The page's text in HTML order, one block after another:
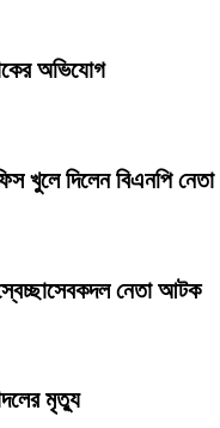
অভিযোগ
খুলে দিলেন বিএনপি নেতা
নেতা আটক
মৃত্যু